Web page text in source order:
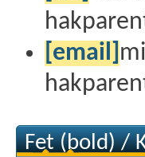
[email]
Fet (bold) /